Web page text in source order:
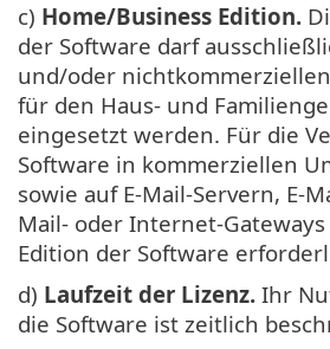
c) Home/Business Edition.
der Software darf
und/oder
für den Haus- und
eingesetzt werden. Für die
Software in kommerziellen
sowie auf E-Mail-Servern, E-
Mail- oder Internet-
Edition der Software
d) Laufzeit der Lizenz. Ihr
die Software ist zeitlich